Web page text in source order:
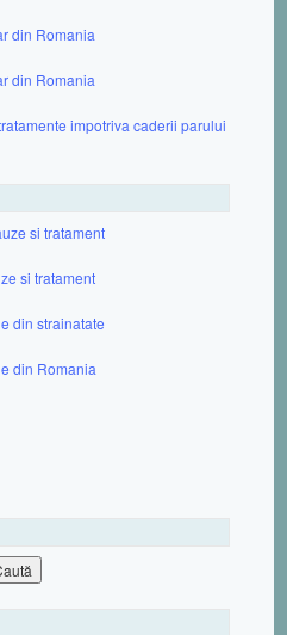
din Romania
din Romania
impotriva caderii parului
si tratament
si tratament
din strainatate
din Romania